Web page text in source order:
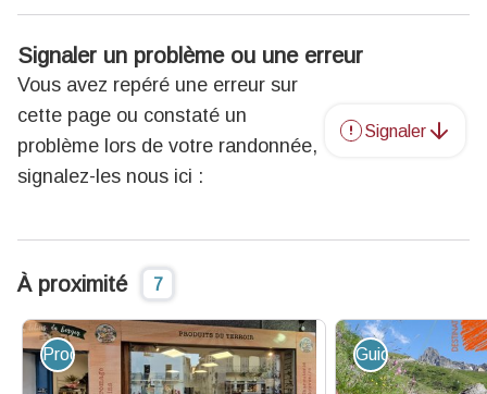
Signaler un problème ou une erreur
Vous avez repéré une erreur sur
cette page ou constaté un
problème lors de votre randonnée,
signalez-les nous ici :
Signaler
À proximité 7
Produit du terroir et artisanat Guide - Sortie